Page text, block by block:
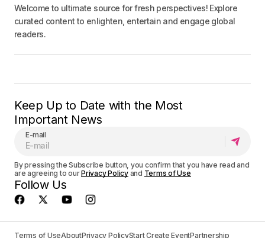
Welcome to ultimate source for fresh perspectives! Explore
curated content to enlighten, entertain and engage global
readers.
Keep Up to Date with the Most
Important News
E-mail
By pressing the Subscribe button, you confirm that you have read and
are agreeing to ourPrivacy Policyand Terms of Use
Follow Us
Terms of UseAboutPrivacy PolicyStart Create EventPartnership